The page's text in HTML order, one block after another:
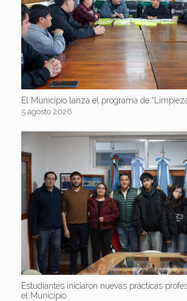
El Municipio lanza el programa de
5 agosto 2026
Estudiantes iniciaron nuevas prácticas
el Municipio